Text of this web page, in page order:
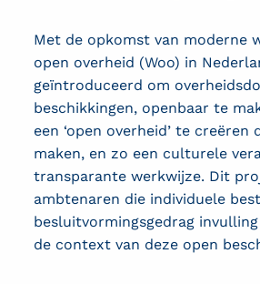
Met de opkomst van moderne
open overheid (Woo) in
geïntroduceerd om
beschikkingen, openbaar te
een ‘open overheid’ te
maken, en zo een culturele
transparante werkwijze. Dit
ambtenaren die individuele
besluitvormingsgedrag
de context van deze open